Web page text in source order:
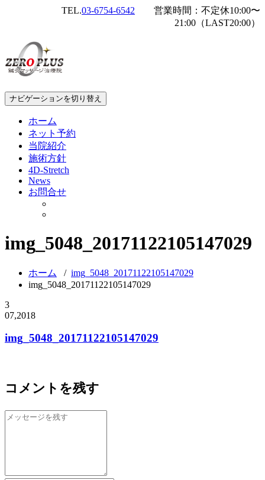
TEL.03-6754-6542 営業時間：不定休10:00〜
21:00（LAST20:00）
ナビゲーションを切り替え
ホーム
ネット予約
当院紹介
施術方針
4D-Stretch
News
お問合せ
img_5048_20171122105147029
ホーム / img_5048_20171122105147029
img_5048_20171122105147029
3
07,2018
img_5048_20171122105147029
コメントを残す